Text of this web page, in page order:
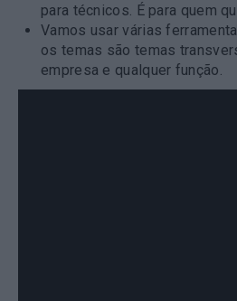
para técnicos. É para quem
Vamos usar várias
os temas são temas
empresa e qualquer função.